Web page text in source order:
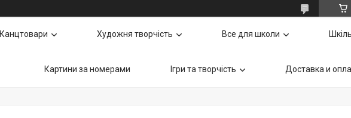
Канцтовари Художня творчість Все для школи
Картини за номерами Ігри та творчість Доставка и